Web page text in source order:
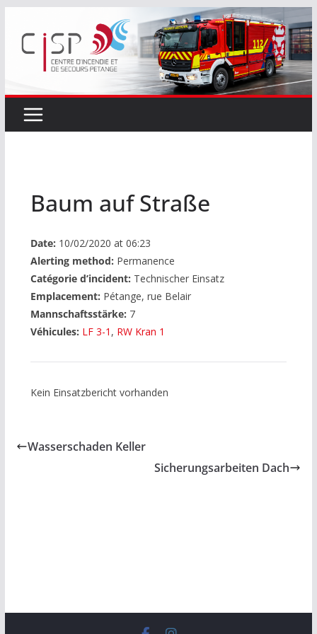
contenu
Baum auf Straße
Date: 10/02/2020 at 06:23
Alerting method: Permanence
Catégorie d’incident: Technischer Einsatz
Emplacement: Pétange, rue Belair
Mannschaftsstärke: 7
Véhicules: LF 3-1 , RW Kran 1
Kein Einsatzbericht vorhanden
Wasserschaden Keller
Sicherungsarbeiten Dach